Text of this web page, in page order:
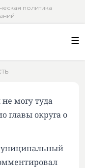
политика
могу туда
главы округа о